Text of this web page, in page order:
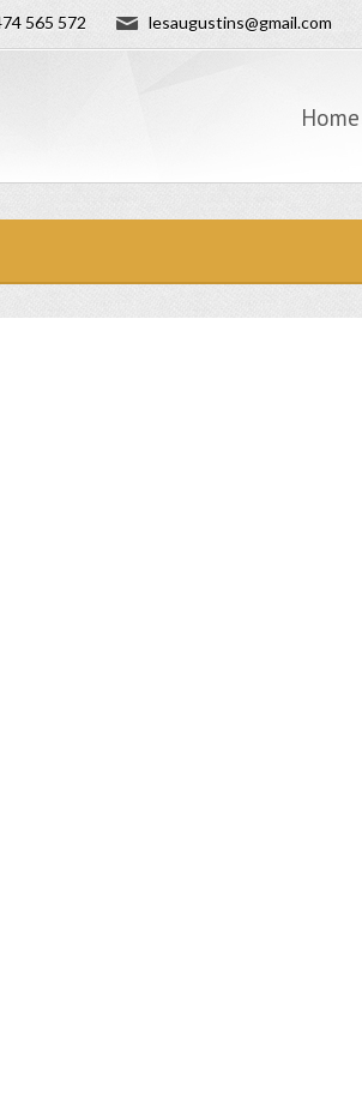
565 572 ✉ lesaugustins@gmail.com
Home